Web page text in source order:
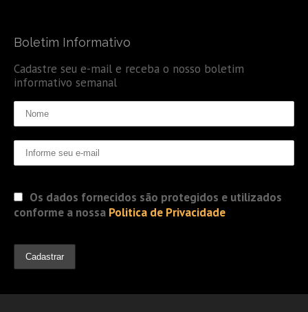
Boletim Informativo
Cadastre seu e-mail e receba o nosso boletim
informativo semanal
Os dados fornecidos são protegidos e utilizados
conforme a nossa Politica de Privacidade